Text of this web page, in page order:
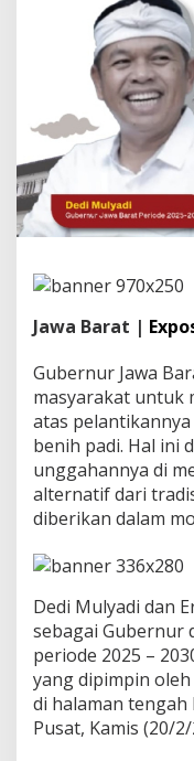
Jawa Barat |
Gubernur Jawa
masyarakat untuk
atas
benih padi. Hal ini
unggahannya di
alternatif dari
diberikan dalam
Dedi Mulyadi dan
sebagai Gubernur
periode 2025 –
yang dipimpin
di halaman tengah
Pusat, Kamis (20/2/